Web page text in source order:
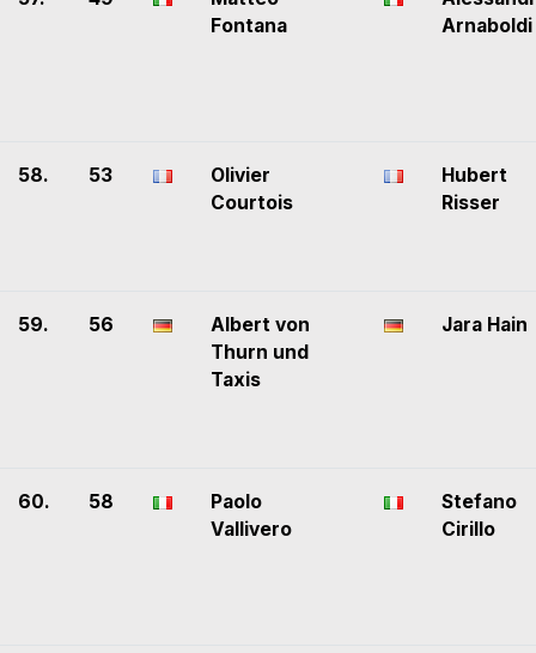
Fontana
Arnaboldi
58. 53
Olivier
Courtois
Hubert
Risser
59. 56
Albert von
Thurn und
Taxis
Jara Hain
60. 58
Paolo
Vallivero
Stefano
Cirillo